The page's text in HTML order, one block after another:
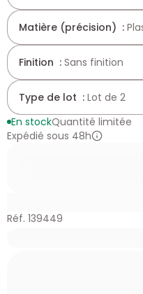
Matière (précision) :
Finition : Sans finition
Type de lot : Lot de 2
En stockQuantité limitée
Expédié sous 48h
Réf. 139449